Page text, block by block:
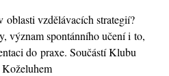
vzdělávacích strategií?
význam spontánního učení i to,
do praxe. Součástí Klubu